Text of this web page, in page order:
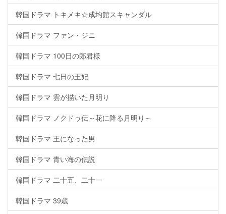
韓国ドラマ トキメキ☆成均館スキャンダル
韓国ドラマ ファン・ジニ
韓国ドラマ 100日の郎君様
韓国ドラマ 七日の王妃
韓国ドラマ 雲が描いた月明り
韓国ドラマ ノクドゥ伝～花に降る月明り～
韓国ドラマ 王になった男
韓国ドラマ 青い海の伝説
韓国ドラマ 二十五、二十一
韓国ドラマ 39歳